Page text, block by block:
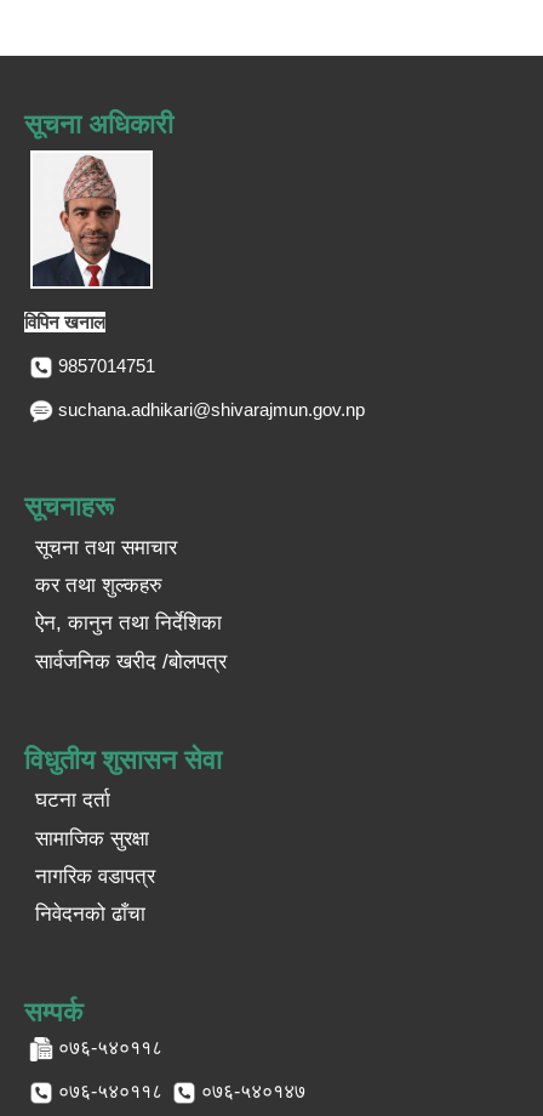
सूचना अधिकारी
विपिन खनाल
9857014751
suchana.adhikari@shivarajmun.gov.np
सूचनाहरू
सूचना तथा समाचार
कर तथा शुल्कहरु
ऐन, कानुन तथा निर्देशिका
सार्वजनिक खरीद /बोलपत्र
विधुतीय शुसासन सेवा
घटना दर्ता
सामाजिक सुरक्षा
नागरिक वडापत्र
निवेदनको ढाँचा
सम्पर्क
०७६-५४०११८
०७६-५४०११८ ०७६-५४०१४७